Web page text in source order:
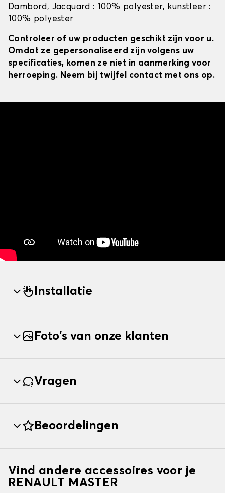
Dambord, Jacquard : 100% polyester, kunstleer :
100% polyester
Controleer of uw producten geschikt zijn voor u.
Omdat ze gepersonaliseerd zijn volgens uw
specificaties, komen ze niet in aanmerking voor
herroeping. Neem bij twijfel contact met ons op.
Installatie
Foto's van onze klanten
Vragen
Beoordelingen
Vind andere accessoires voor je
RENAULT MASTER